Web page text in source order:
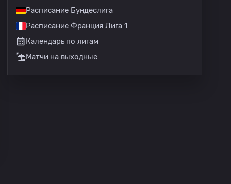
Расписание Бундеслига
Расписание Франция Лига 1
Календарь по лигам
Матчи на выходные